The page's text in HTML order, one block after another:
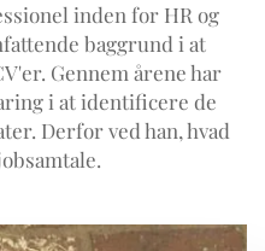
inden for HR og
baggrund i at
Gennem årene har
i at identificere de
Derfor ved han, hvad